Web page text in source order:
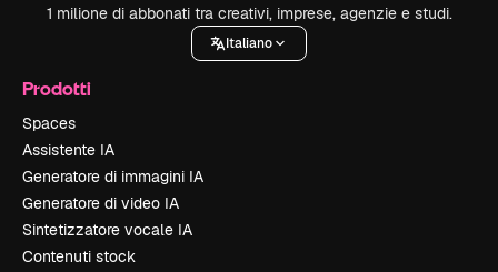
1 milione di abbonati tra creativi, imprese, agenzie e studi.
Italiano
Prodotti
Spaces
Assistente IA
Generatore di immagini IA
Generatore di video IA
Sintetizzatore vocale IA
Contenuti stock